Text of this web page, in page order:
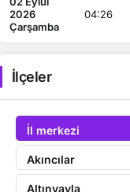
2026
Çarşamba
04:26
İlçeler
İl merkezi
Akıncılar
Altınyayla